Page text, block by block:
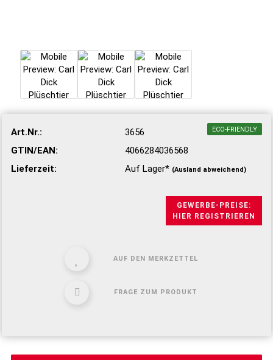
ECO-FRIENDLY
Art.Nr.:
3656
GTIN/EAN:
4066284036568
Lieferzeit:
Auf Lager* (Ausland abweichend)
GEWERBE-PREISE:
HIER REGISTRIEREN
AUF DEN MERKZETTEL
FRAGE ZUM PRODUKT